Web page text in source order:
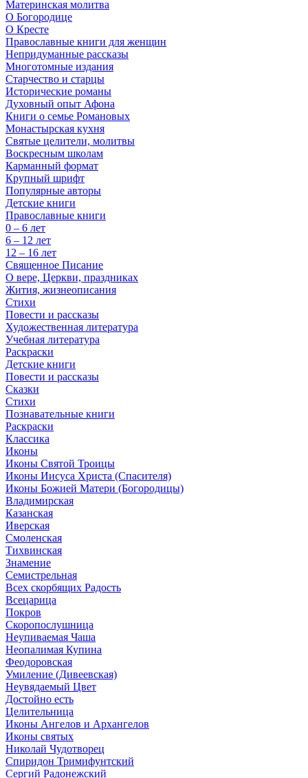
Материнская молитва
О Богородице
О Кресте
Православные книги для женщин
Непридуманные рассказы
Многотомные издания
Старчество и старцы
Исторические романы
Духовный опыт Афона
Книги о семье Романовых
Монастырская кухня
Святые целители, молитвы
Воскресным школам
Карманный формат
Крупный шрифт
Популярные авторы
Детские книги
Православные книги
0 – 6 лет
6 – 12 лет
12 – 16 лет
Священное Писание
О вере, Церкви, праздниках
Жития, жизнеописания
Стихи
Повести и рассказы
Художественная литература
Учебная литература
Раскраски
Детские книги
Повести и рассказы
Сказки
Стихи
Познавательные книги
Раскраски
Классика
Иконы
Иконы Святой Троицы
Иконы Иисуса Христа (Спасителя)
Иконы Божией Матери (Богородицы)
Владимирская
Казанская
Иверская
Смоленская
Тихвинская
Знамение
Семистрельная
Всех скорбящих Радость
Всецарица
Покров
Скоропослушница
Неупиваемая Чаша
Неопалимая Купина
Феодоровская
Умиление (Дивеевская)
Неувядаемый Цвет
Достойно есть
Целительница
Иконы Ангелов и Архангелов
Иконы святых
Николай Чудотворец
Спиридон Тримифунтский
Сергий Радонежский